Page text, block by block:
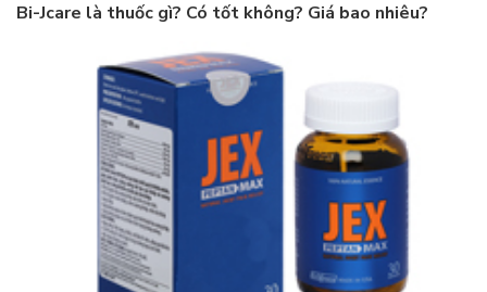
Bi-Jcare là thuốc gì? Có tốt không? Giá bao nhiêu?